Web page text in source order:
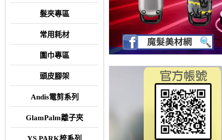
髮夾專區
常用耗材
圍巾專區
頭皮腳架
Andis電剪系列
GlamPalm離子夾